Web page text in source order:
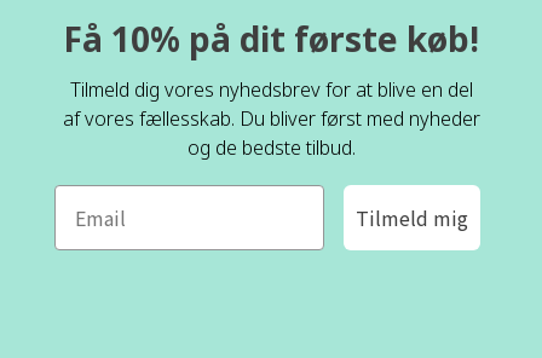
Få 10% på dit første køb!
Tilmeld dig vores nyhedsbrev for at blive en del
af vores fællesskab. Du bliver først med nyheder
og de bedste tilbud.
Tilmeld mig